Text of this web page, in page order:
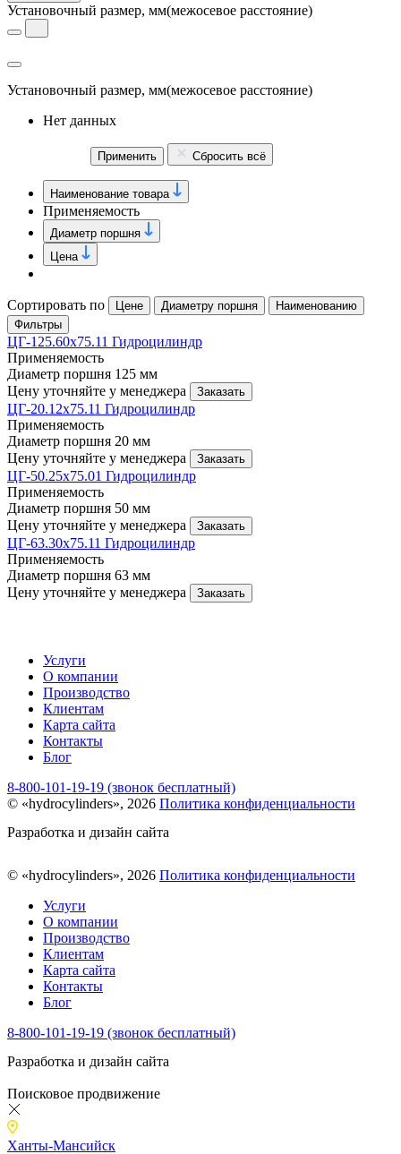
Установочный размер, мм(межосевое расстояние)
Установочный размер, мм(межосевое расстояние)
Нет данных
Применить Сбросить всё
Наименование товара
Применяемость
Диаметр поршня
Цена
Сортировать по Цене Диаметру поршня
Наименованию
Фильтры
ЦГ-125.60х75.11 Гидроцилиндр
Применяемость
Диаметр поршня 125 мм
Цену уточняйте у менеджера
Заказать
ЦГ-20.12х75.11 Гидроцилиндр
Применяемость
Диаметр поршня 20 мм
Цену уточняйте у менеджера
Заказать
ЦГ-50.25х75.01 Гидроцилиндр
Применяемость
Диаметр поршня 50 мм
Цену уточняйте у менеджера
Заказать
ЦГ-63.30х75.11 Гидроцилиндр
Применяемость
Диаметр поршня 63 мм
Цену уточняйте у менеджера
Заказать
Услуги
О компании
Производство
Клиентам
Карта сайта
Контакты
Блог
8-800-101-19-19 (звонок бесплатный)
© «hydrocylinders», 2026 Политика конфиденциальности
Разработка и дизайн сайта
© «hydrocylinders», 2026 Политика конфиденциальности
Услуги
О компании
Производство
Клиентам
Карта сайта
Контакты
Блог
8-800-101-19-19 (звонок бесплатный)
Разработка и дизайн сайта
Поисковое продвижение
Ханты-Мансийск